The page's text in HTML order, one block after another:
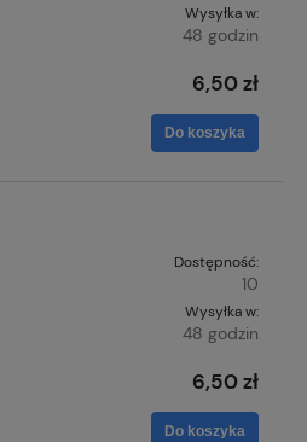
Wysyłka w:
48 godzin
6,50 zł
Do koszyka
Dostępność:
10
Wysyłka w:
48 godzin
6,50 zł
Do koszyka